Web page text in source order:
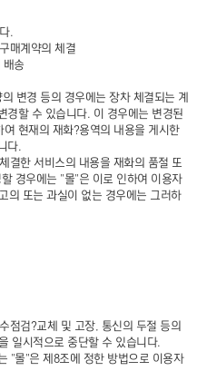
.
매계약의 체결
배송
변경 등의 경우에는 장차 체결되는 계
경할 수 있습니다. 이 경우에는 변경된
현재의 재화?용역의 내용을 게시한
다.
결한 서비스의 내용을 재화의 품절 또
경우에는 "몰"은 이로 인하여 이용자
의 또는 과실이 없는 경우에는 그러하
점검?교체 및 고장, 통신의 두절 등의
일시적으로 중단할 수 있습니다.
"몰"은 제8조에 정한 방법으로 이용자